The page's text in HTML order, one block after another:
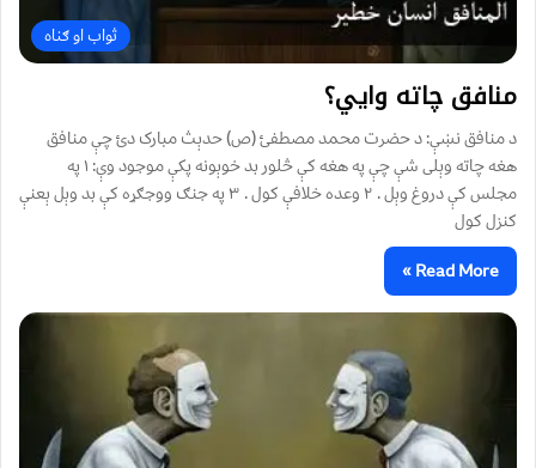
ثواب او ګناه
منافق چاته وايي؟
د منافق نښې: د حضرت محمد مصطفئ (ص) حدېث مبارک دئ چې منافق
هغه چاته وېلی شې چې په هغه کې څلور بد خوېونه پکې موجود وې: ۱ په
مجلس کې دروغ وېل . ۲ وعده خلافې کول . ۳ په جنګ ووجګړه کې بد وېل ېعنې
کنزل کول
Read More »